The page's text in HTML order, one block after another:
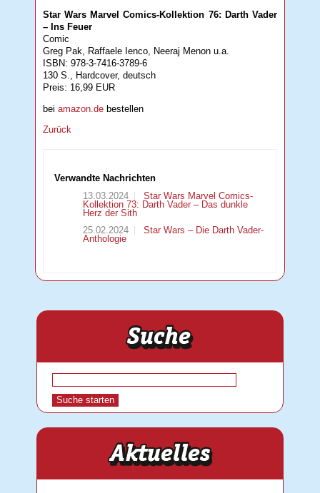
Star Wars Marvel Comics-Kollektion 76: Darth Vader
– Ins Feuer
Comic
Greg Pak, Raffaele Ienco, Neeraj Menon u.a.
ISBN: 978-3-7416-3789-6
130 S., Hardcover, deutsch
Preis: 16,99 EUR
beiamazon.de bestellen
Zurück
Verwandte Nachrichten
13.03.2024
Star Wars Marvel Comics-
Kollektion 73: Darth Vader – Das dunkle
Herz der Sith
25.02.2024
Star Wars – Die Darth Vader-
Anthologie